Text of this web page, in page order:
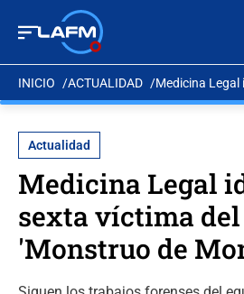
INICIO ACTUALIDAD Medicina
Actualidad
Medicina Legal
sexta víctima
'Monstruo de